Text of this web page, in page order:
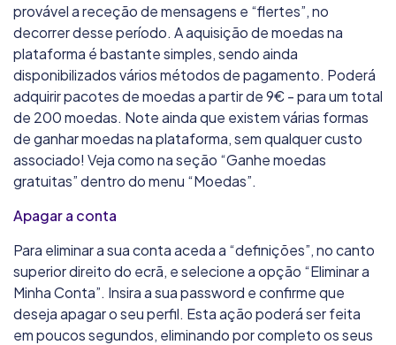
provável a receção de mensagens e “flertes”, no
decorrer desse período. A aquisição de moedas na
plataforma é bastante simples, sendo ainda
disponibilizados vários métodos de pagamento. Poderá
adquirir pacotes de moedas a partir de 9€ - para um total
de 200 moedas. Note ainda que existem várias formas
de ganhar moedas na plataforma, sem qualquer custo
associado! Veja como na seção “Ganhe moedas
gratuitas” dentro do menu “Moedas”.
Apagar a conta
Para eliminar a sua conta aceda a “definições”, no canto
superior direito do ecrã, e selecione a opção “Eliminar a
Minha Conta”. Insira a sua password e confirme que
deseja apagar o seu perfil. Esta ação poderá ser feita
em poucos segundos, eliminando por completo os seus